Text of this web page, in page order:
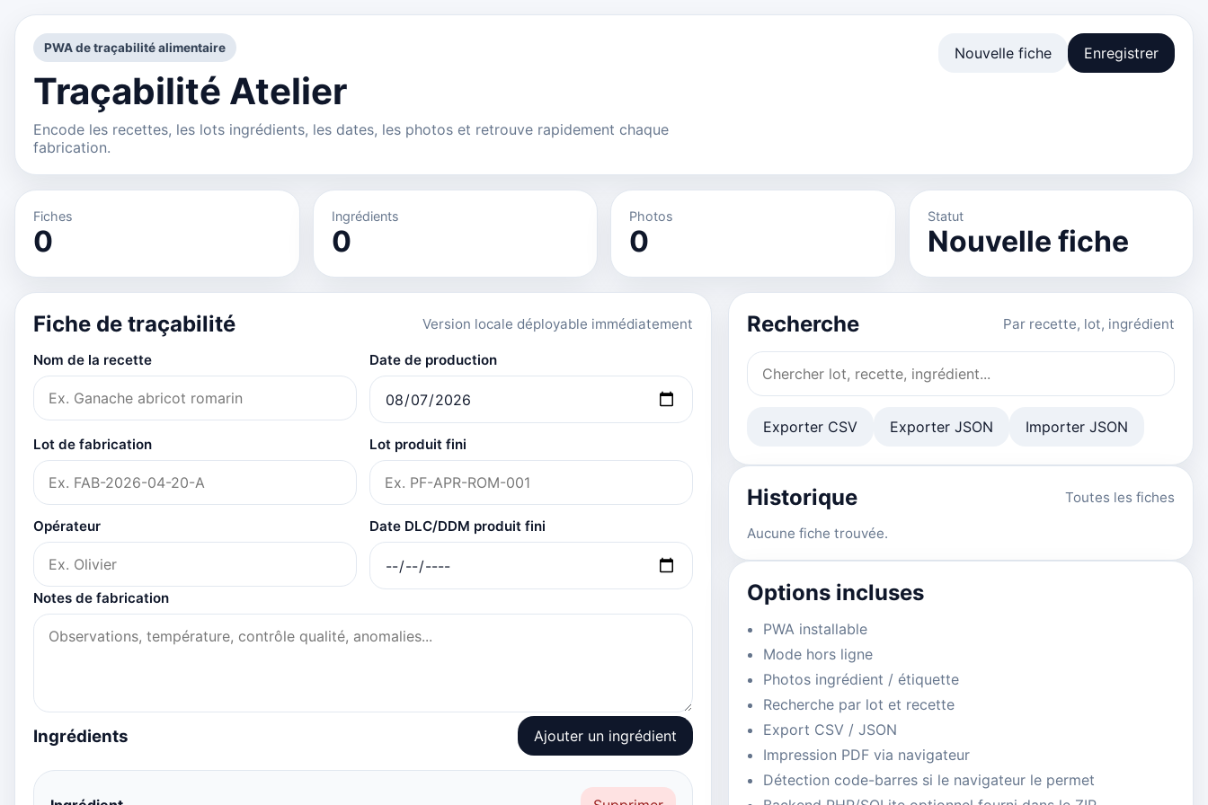
PWA de traçabilité alimentaire
Traçabilité Atelier
Encode les recettes, les lots ingrédients, les dates, les photos et retrouve rapidement chaque
fabrication.
Nouvelle fiche Enregistrer
Fiches
0
Ingrédients
0
Photos
0
Statut
Nouvelle fiche
Fiche de traçabilité Version locale déployable immédiatement
Nom de la recette Date de production
Lot de fabrication Lot produit fini
Opérateur Date DLC/DDM produit fini
Notes de fabrication
Ingrédients Ajouter un ingrédient
Recherche Par recette, lot, ingrédient
Exporter CSV Exporter JSON Importer JSON
Historique Toutes les fiches
Aucune fiche trouvée.
Options incluses
PWA installable
Mode hors ligne
Photos ingrédient / étiquette
Recherche par lot et recette
Export CSV / JSON
Impression PDF via navigateur
Détection code-barres si le navigateur le permet